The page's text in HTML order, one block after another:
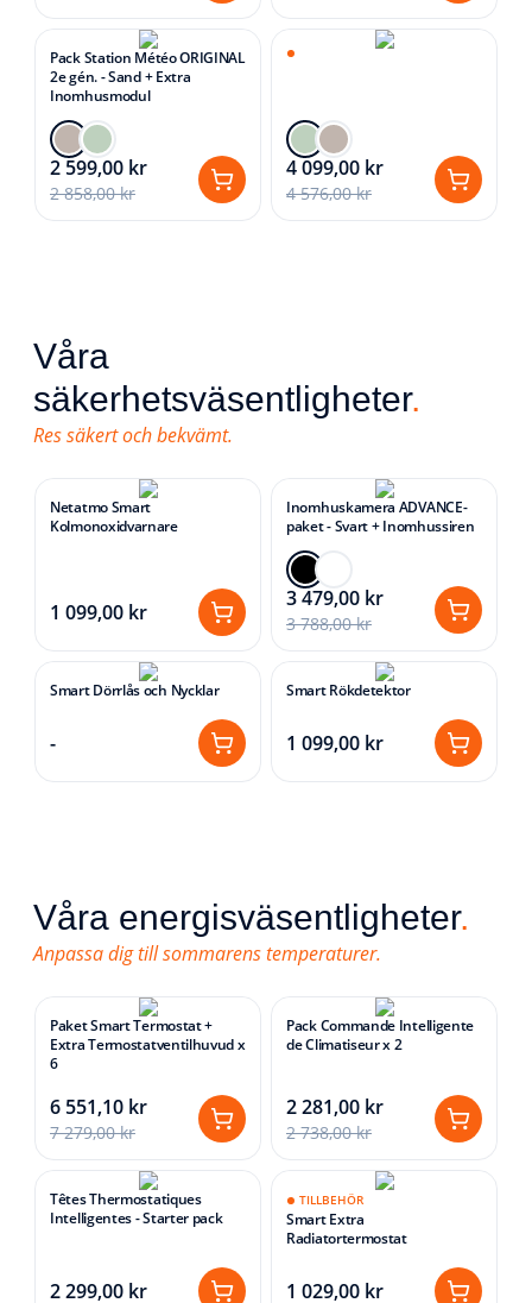
Pack Station Météo ORIGINAL
2e gén. - Sand + Extra
Inomhusmodul
2 599,00 kr
2 858,00 kr
4 099,00 kr
4 576,00 kr
Våra
säkerhetsväsentligheter.
Res säkert och bekvämt.
Netatmo Smart
Kolmonoxidvarnare
1 099,00 kr
Inomhuskamera ADVANCE-
paket - Svart + Inomhussiren
3 479,00 kr
3 788,00 kr
Smart Dörrlås och Nycklar
-
Smart Rökdetektor
1 099,00 kr
Våra energisväsentligheter.
Anpassa dig till sommarens temperaturer.
Paket Smart Termostat +
Extra Termostatventilhuvud x
6
6 551,10 kr
7 279,00 kr
Pack Commande Intelligente
de Climatiseur x 2
2 281,00 kr
2 738,00 kr
Têtes Thermostatiques
Intelligentes - Starter pack
2 299,00 kr
TILLBEHÖR
Smart Extra
Radiatortermostat
1 029,00 kr